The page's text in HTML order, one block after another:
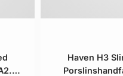
Haven H3